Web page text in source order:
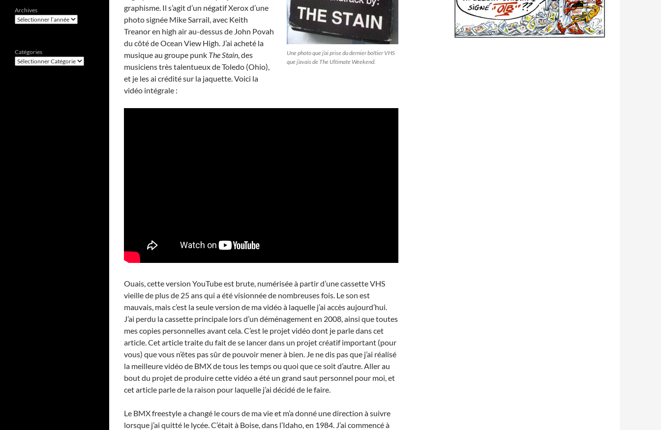
Une photo que j’ai prise du dernier boîtier VHS
que j’avais de The Ultimate Weekend.
graphisme. Il s’agit d’un négatif Xerox d’une
photo signée Mike Sarrail, avec Keith
Treanor en high air au-dessus de John Povah
du côté de Ocean View High. J’ai acheté la
musique au groupe punk The Stain, des
musiciens très talentueux de Toledo (Ohio),
et je les ai crédité sur la jaquette. Voici la
vidéo intégrale :
Ouais, cette version YouTube est brute, numérisée à partir d’une cassette VHS
vieille de plus de 25 ans qui a été visionnée de nombreuses fois. Le son est
mauvais, mais c’est la seule version de ma vidéo à laquelle j’ai accès aujourd’hui.
J’ai perdu la cassette principale lors d’un déménagement en 2008, ainsi que toutes
mes copies personnelles avant cela. C’est le projet vidéo dont je parle dans cet
article. Cet article traite du fait de se lancer dans un projet créatif important (pour
vous) que vous n’êtes pas sûr de pouvoir mener à bien. Je ne dis pas que j’ai réalisé
la meilleure vidéo de BMX de tous les temps ou quoi que ce soit d’autre. Aller au
bout du projet de produire cette vidéo a été un grand saut personnel pour moi, et
cet article parle de la raison pour laquelle j’ai décidé de le faire.
Le BMX freestyle a changé le cours de ma vie et m’a donné une direction à suivre
lorsque j’ai quitté le lycée. C’était à Boise, dans l’Idaho, en 1984. J’ai commencé à
Archives
Catégories